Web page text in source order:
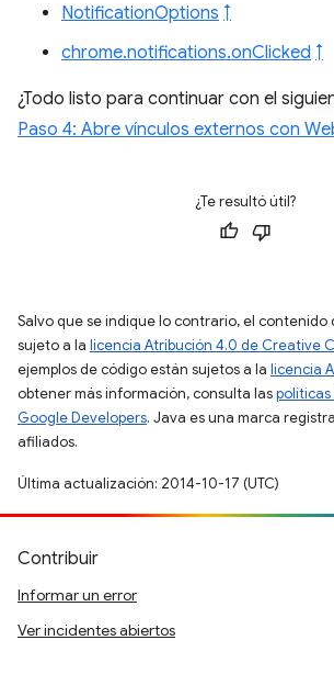
NotificationOptions ↑
chrome.notifications.onClicked ↑
¿Todo listo para continuar con el
Paso 4: Abre vínculos externos con
¿Te resultó útil?
Salvo que se indique lo contrario, el contenido
sujeto a la licencia Atribución 4.0 de Creative
ejemplos de código están sujetos a la licencia
obtener más información, consulta las
Google Developers. Java es una marca
afiliados.
Última actualización: 2014-10-17 (UTC)
Contribuir
Informar un error
Ver incidentes abiertos